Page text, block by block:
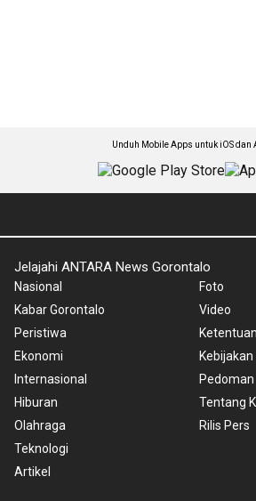
Unduh Mobile Apps untuk iOS dan
Jelajahi ANTARA News Gorontalo
Nasional
Kabar Gorontalo
Peristiwa
Ekonomi
Internasional
Hiburan
Olahraga
Teknologi
Artikel
Foto
Video
Tentang
Rilis Pers